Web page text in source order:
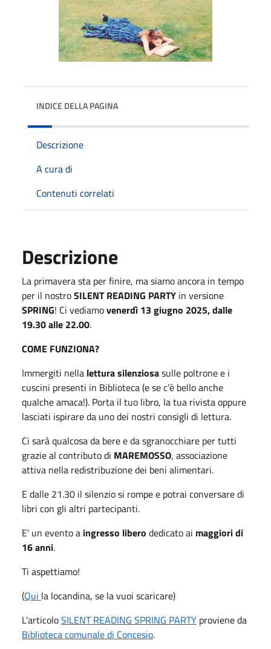
INDICE DELLA PAGINA
Descrizione
A cura di
Contenuti correlati
Descrizione
La primavera sta per finire, ma siamo ancora in tempo
per il nostroSILENT READING PARTY in versione
SPRING! Ci vediamovenerdì 13 giugno 2025, dalle
19.30 alle 22.00.
COME FUNZIONA?
Immergiti nella lettura silenziosasulle poltrone e i
cuscini presenti in Biblioteca (e se c’è bello anche
qualche amaca!). Porta il tuo libro, la tua rivista oppure
lasciati ispirare da uno dei nostri consigli di lettura.
Ci sarà qualcosa da bere e da sgranocchiare per tutti
grazie al contributo di MAREMOSSO, associazione
attiva nella redistribuzione dei beni alimentari.
E dalle 21.30 il silenzio si rompe e potrai conversare di
libri con gli altri partecipanti.
E’ un evento a ingresso libero dedicato ai maggiori di
16 anni.
Ti aspettiamo!
(Qui la locandina, se la vuoi scaricare)
L'articoloSILENT READING SPRING PARTY proviene da
Biblioteca comunale di Concesio.